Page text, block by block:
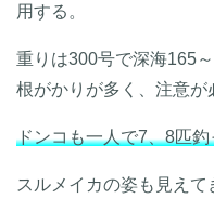
用する。
重りは300号で深海165
根がかりが多く、注意が
ドンコも一人で7、8匹釣
スルメイカの姿も見えて